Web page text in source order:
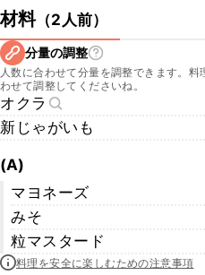
材料（2人前）
分量の調整
人数に合わせて分量を調整できます。
わせて調整してくださいね。
オクラ
新じゃがいも
(A)
マヨネーズ
みそ
粒マスタード
料理を安全に楽しむための注意事項